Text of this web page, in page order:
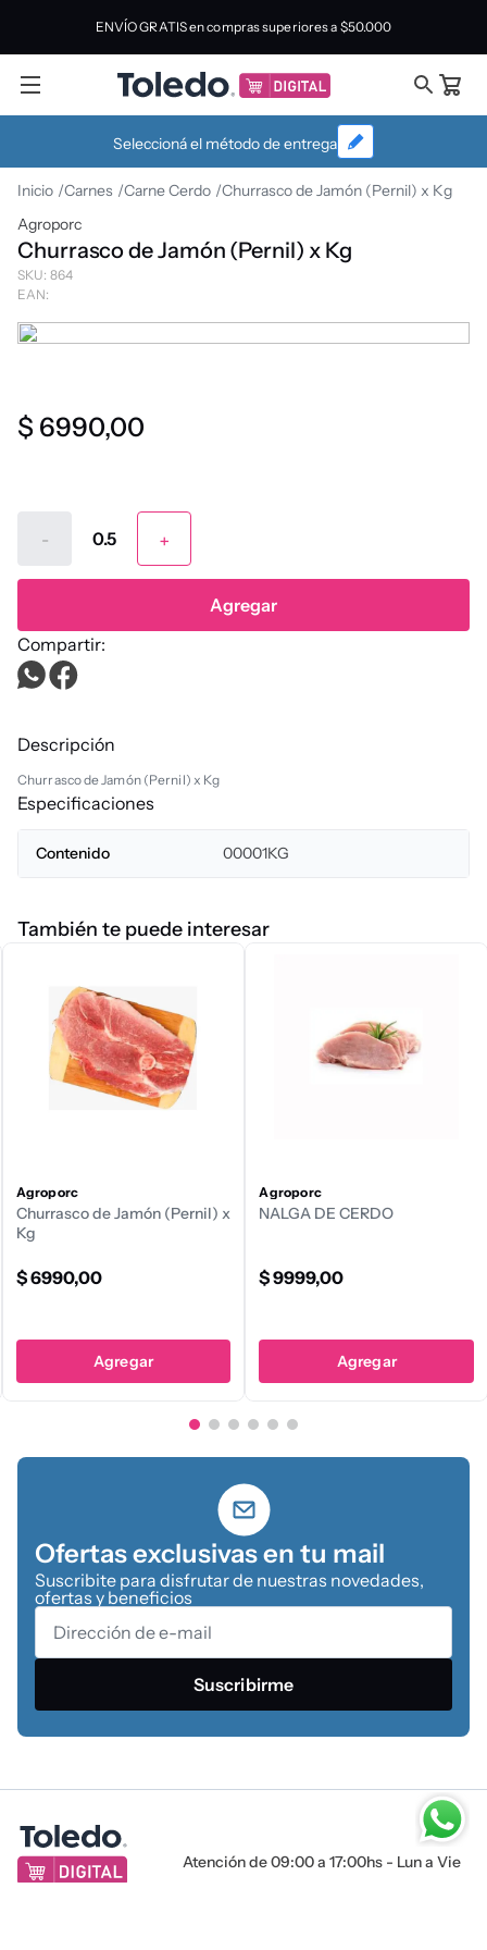
ENVÍO GRATIS en compras superiores a $50.000
Seleccioná el método de entrega
Atención de 09:00 a 17:00hs - Lun a Vie
Carnes Carne Cerdo Churrasco de Jamón (Pernil) x Kg
Agroporc
Churrasco de Jamón (Pernil) x Kg
SKU: 864
EAN:
$ 6990,00
- +
Agregar
Descripción
Churrasco de Jamón (Pernil) x Kg
Especificaciones
Contenido 00001KG
También te puede interesar
Agroporc
Churrasco de Jamón (Pernil) x
Kg
$6990,00
Agregar
Agroporc
NALGA DE CERDO
$9999,00
Agregar
Ofertas exclusivas en tu mail
Suscribite para disfrutar de nuestras novedades,
ofertas y beneficios
Suscribirme